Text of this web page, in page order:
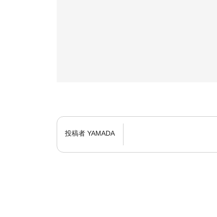
投稿者 YAMADA